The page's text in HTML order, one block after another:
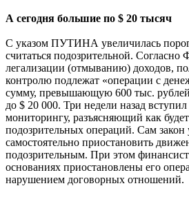
А сегодня большие по $ 20 тысяч
С указом ПУТИНА увеличилась
считаться подозрительной.
легализации (отмыванию) доходов,
контролю подлежат «операции с
сумму, превышающую 600 тыс.
до $ 20 000. Три недели назад
мониторингу, разъясняющий как
подозрительных операций. Сам закон
самостоятельно приостановить
подозрительным. При этом
основаниях приостановлены его
нарушением договорных отношений.